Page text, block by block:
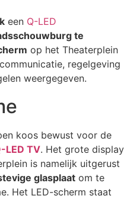
een Q-LED
te
op het Theaterplein
regelgeving
weergegeven.
koos bewust voor de
LED TV. Het grote display
is namelijk uitgerust
glasplaat om te
Het LED-scherm staat